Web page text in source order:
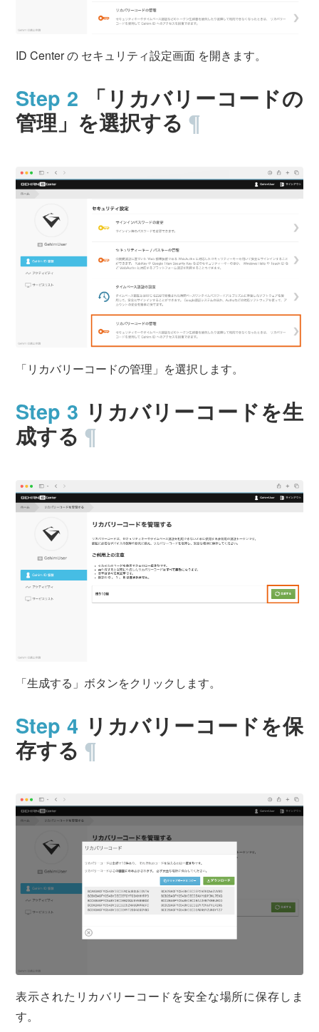
ID Center の セキュリティ設定画面 を開きます。
「リカバリーコードの
管理」を選択する¶
「リカバリーコードの管理」を選択します。
リカバリーコードを生
成する¶
「生成する」ボタンをクリックします。
リカバリーコードを保
存する¶
表示されたリカバリーコードを安全な場所に保存しま
す。